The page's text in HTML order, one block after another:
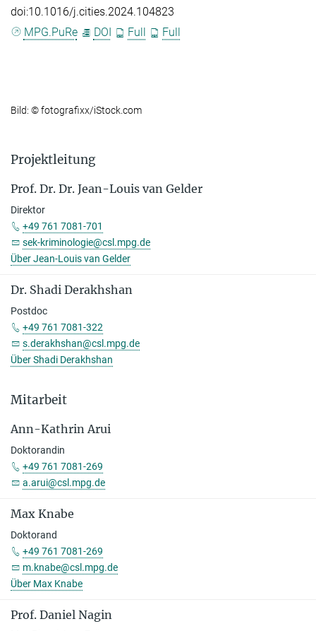
doi:10.1016/j.cities.2024.104823
MPG.PuRe
DOI Full Full
Bild: © fotografixx/iStock.com
Projektleitung
Prof. Dr. Dr. Jean-Louis van Gelder
Direktor
+49 761 7081-701
sek-kriminologie@csl.mpg.de
Über Jean-Louis van Gelder
Dr. Shadi Derakhshan
Postdoc
+49 761 7081-322
s.derakhshan@csl.mpg.de
Über Shadi Derakhshan
Mitarbeit
Ann-Kathrin Arui
Doktorandin
+49 761 7081-269
a.arui@csl.mpg.de
Max Knabe
Doktorand
+49 761 7081-269
m.knabe@csl.mpg.de
Über Max Knabe
Prof. Daniel Nagin